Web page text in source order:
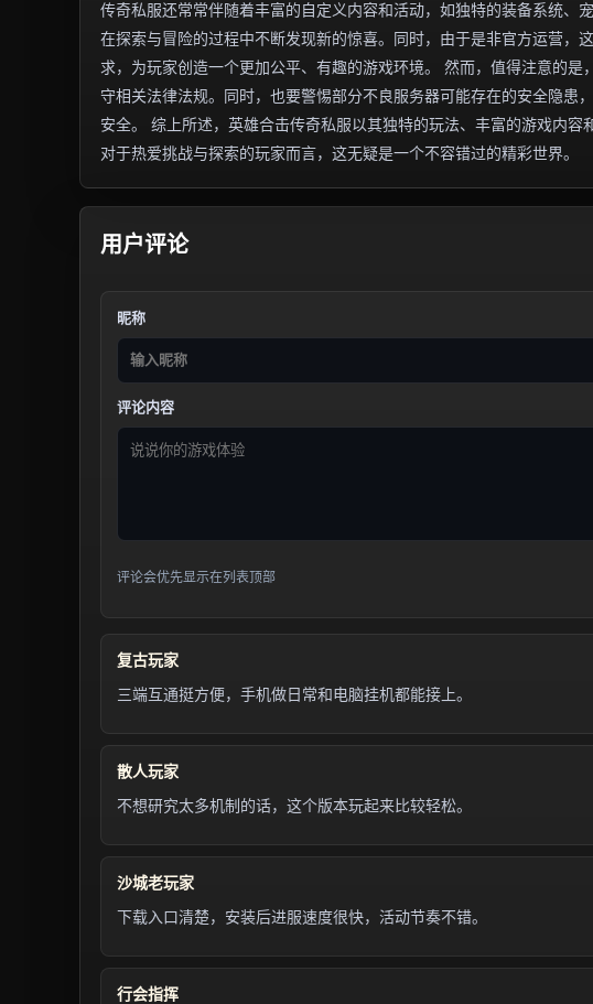
传奇私服还常常伴随着丰富的自定义内容和活动，如独特的装备系统、
在探索与冒险的过程中不断发现新的惊喜。同时，由于是非官方运营，
求，为玩家创造一个更加公平、有趣的游戏环境。 然而，值得注意的
守相关法律法规。同时，也要警惕部分不良服务器可能存在的安全隐患
安全。 综上所述，英雄合击传奇私服以其独特的玩法、丰富的游戏内容
对于热爱挑战与探索的玩家而言，这无疑是一个不容错过的精彩世界。
用户评论
昵称
评论内容
评论会优先显示在列表顶部
复古玩家
三端互通挺方便，手机做日常和电脑挂机都能接上。
散人玩家
不想研究太多机制的话，这个版本玩起来比较轻松。
沙城老玩家
下载入口清楚，安装后进服速度很快，活动节奏不错。
行会指挥